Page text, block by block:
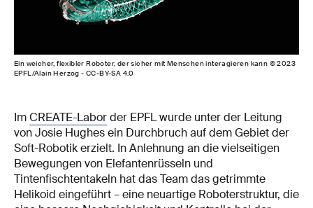
Ein weicher, flexibler Roboter, der sicher mit Menschen interagieren kann © 2023
EPFL/Alain Herzog - CC-BY-SA 4.0
ImCREATE-Laborder EPFL wurde unter der Leitung
von Josie Hughes ein Durchbruch auf dem Gebiet der
Soft-Robotik erzielt. In Anlehnung an die vielseitigen
Bewegungen von Elefantenrüsseln und
Tintenfischtentakeln hat das Team das getrimmte
Helikoid eingeführt – eine neuartige Roboterstruktur, die